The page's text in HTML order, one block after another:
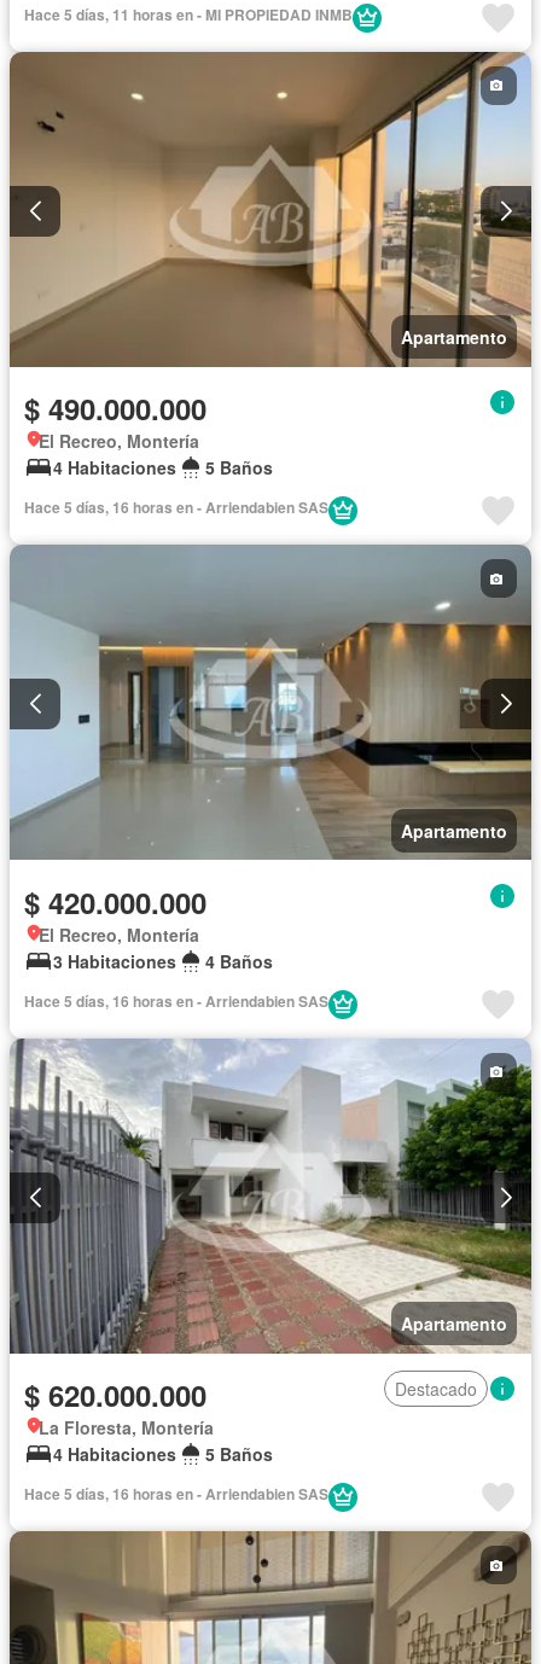
Hace 5 días, 11 horas en - MI PROPIEDAD INMB
Apartamento
$ 490.000.000
El Recreo, Montería
4 Habitaciones
5 Baños
Hace 5 días, 16 horas en - Arriendabien SAS
Apartamento
$ 420.000.000
El Recreo, Montería
3 Habitaciones
4 Baños
Hace 5 días, 16 horas en - Arriendabien SAS
Apartamento
$ 620.000.000
Destacado
La Floresta, Montería
4 Habitaciones
5 Baños
Hace 5 días, 16 horas en - Arriendabien SAS